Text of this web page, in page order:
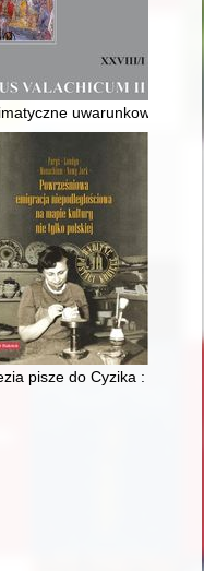
świetle wybranych
uwarunkowania
PPR border protection
pisze do Cyzika : krótka